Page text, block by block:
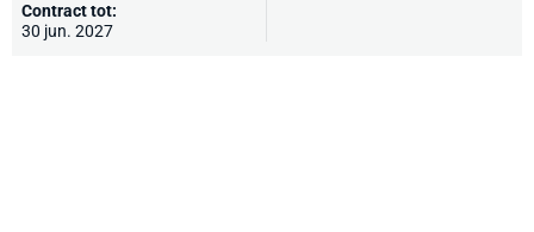
Contract tot:
30 jun. 2027